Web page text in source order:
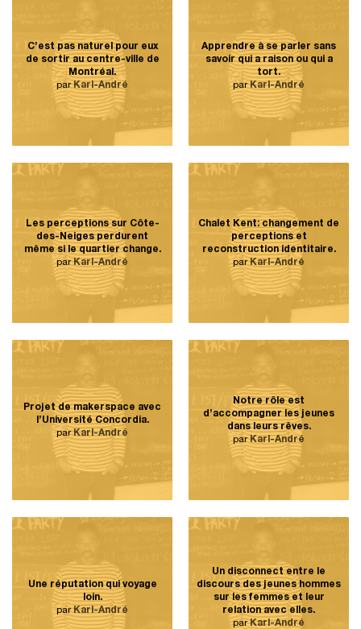
C’est pas naturel pour eux
de sortir au centre-ville de
Montréal.
parKarl-André
Apprendre à se parler sans
savoir qui a raison ou qui a
tort.
parKarl-André
Les perceptions sur Côte-
des-Neiges perdurent
même si le quartier change.
parKarl-André
Chalet Kent: changement de
perceptions et
reconstruction identitaire.
parKarl-André
Projet de makerspace avec
l’Université Concordia.
parKarl-André
Notre rôle est
d’accompagner les jeunes
dans leurs rêves.
parKarl-André
Une réputation qui voyage
loin.
parKarl-André
Un disconnect entre le
discours des jeunes hommes
sur les femmes et leur
relation avec elles.
parKarl-André